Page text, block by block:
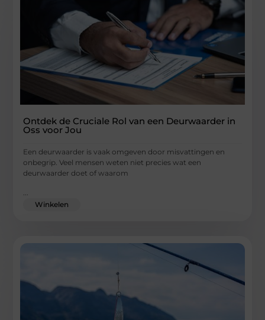
Ontdek de Cruciale Rol van een Deurwaarder in
Oss voor Jou
Een deurwaarder is vaak omgeven door misvattingen en
onbegrip. Veel mensen weten niet precies wat een
deurwaarder doet of waarom
Winkelen